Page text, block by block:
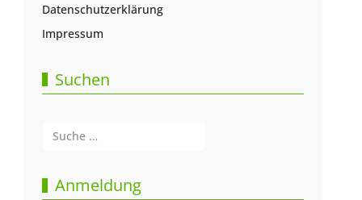
Datenschutzerklärung
Impressum
Suchen
Anmeldung